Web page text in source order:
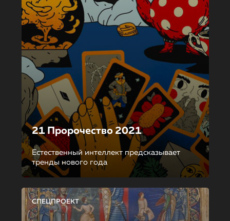
21 Пророчество 2021
Естественный интеллект предсказывает
тренды нового года
СПЕЦПРОЕКТ